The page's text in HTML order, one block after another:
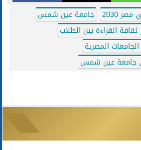
2030
جامعة عين شمس
ثقافة القراءة بين الطلاب
المصرية
جامعة عين شمس